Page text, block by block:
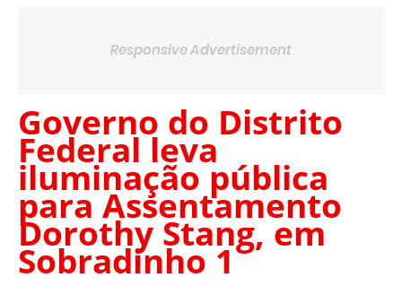
Responsive Advertisement
Governo do Distrito
Federal leva
iluminação pública
para Assentamento
Dorothy Stang, em
Sobradinho 1